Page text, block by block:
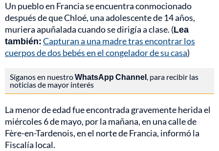
Un pueblo en Francia se encuentra conmocionado
después de que Chloé, una adolescente de 14 años,
muriera apuñalada cuando se dirigía a clase. (Lea
también:Capturan a una madre tras encontrar los
cuerpos de dos bebés en el congelador de su casa)
Síganos en nuestroWhatsApp Channel, para recibir las
noticias de mayor interés
La menor de edad fue encontrada gravemente herida el
miércoles 6 de mayo, por la mañana, en una calle de
Fère-en-Tardenois, en el norte de Francia, informó la
Fiscalía local.